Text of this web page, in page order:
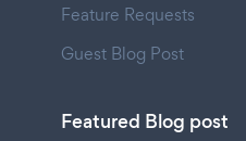
Feature Requests
Guest Blog Post
Featured Blog post